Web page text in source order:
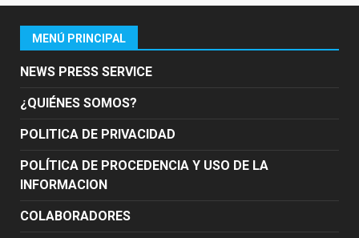
MENÚ PRINCIPAL
NEWS PRESS SERVICE
¿QUIÉNES SOMOS?
POLITICA DE PRIVACIDAD
POLÍTICA DE PROCEDENCIA Y USO DE LA
INFORMACION
COLABORADORES